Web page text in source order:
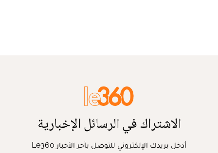
الاشتراك في الرسائل الإخبارية
أدخل بريدك الإلكتروني للتوصل بآخر الأخبار Le360